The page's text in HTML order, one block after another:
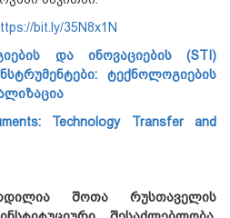
bit.ly/35N8x1N
და ინოვაციების (STI)
ტექნოლოგიების
Technology Transfer and
შოთა
რუსთაველის